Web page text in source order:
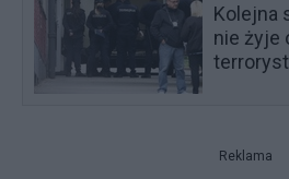
Kolejna
nie żyje
Reklama